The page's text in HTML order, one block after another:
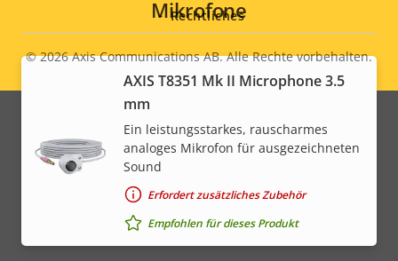
Mikrofone
AXIS T8351 Mk II Microphone 3.5
mm
Ein leistungsstarkes, rauscharmes
analoges Mikrofon für ausgezeichneten
Sound
Erfordert zusätzliches Zubehör
Empfohlen für dieses Produkt
Legal
© 2026Axis Communications AB. Alle Rechte vorbehalten.
Rechtliches